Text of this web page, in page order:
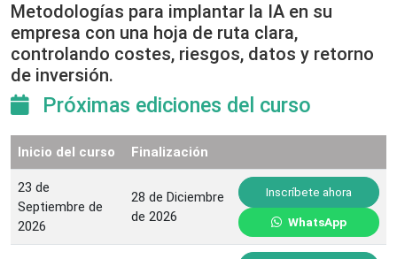
Metodologías para implantar la IA en su
empresa con una hoja de ruta clara,
controlando costes, riesgos, datos y retorno
de inversión.
Próximas ediciones del curso
Inicio del curso Finalización
23 de
Septiembre de
2026
28 de Diciembre
de 2026
Inscríbete ahora
WhatsApp